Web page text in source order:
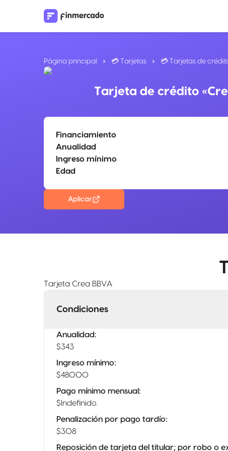
Página principal 💳 Tarjetas 💳 Tarjetas de
Tarjeta de crédito
Financiamiento
Anualidad
Ingreso mínimo
Edad
Aplicar
Tarjeta Crea BBVA
Condiciones
Anualidad:
$343
Ingreso mínimo:
$48000
Pago mínimo mensual :
$Indefinido.
Penalización por pago tardío:
$308
Reposición de tarjeta del titular; por robo o